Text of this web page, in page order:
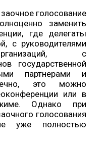
голосование
заменить
где делегаты
с руководителями
с
государственной
партнерами и
это можно
или в
Однако при
голосования
уже полностью